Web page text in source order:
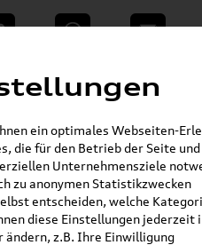
WhatsApp E-Mail
und Zubehör »
Original Zubehör »
»
» »
Satz
ein optimales Webseiten-
die für den Betrieb der Seite
Unternehmensziele
zu anonymen Statistikzwecken
entscheiden, welche
diese Einstellungen jederzeit
z.B. Ihre Einwilligung